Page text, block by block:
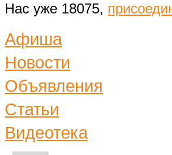
Нас уже 18075,
Афиша
Новости
Объявления
Статьи
Видеотека